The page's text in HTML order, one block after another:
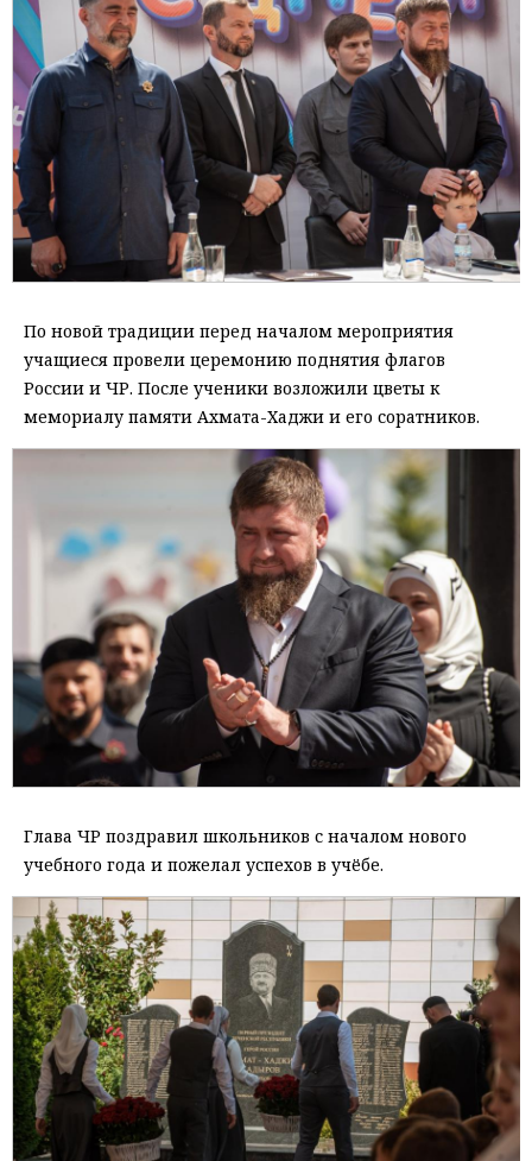
По новой традиции перед началом мероприятия
учащиеся провели церемонию поднятия флагов
России и ЧР. После ученики возложили цветы к
мемориалу памяти Ахмата-Хаджи и его соратников.
Глава ЧР поздравил школьников с началом нового
учебного года и пожелал успехов в учёбе.